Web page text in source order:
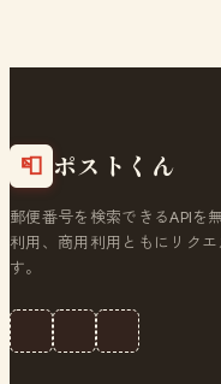
📮 ポストくん
郵便番号を検索できるAPIを
利用、商用利用ともにリク
す。